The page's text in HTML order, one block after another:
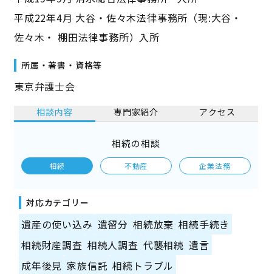
平成22年4月 大谷・佐々木法律事務所（現:大谷・
佐々木・ 棚田法律事務所）入所
所属・著書・資格等
東京弁護士会
相談内容 専門家紹介 アクセス
相続の相談
相続 不動産 企業法務
対応カテゴリー
遺産の使い込み 遺留分 相続放棄 相続手続き
相続財産調査 相続人調査 代襲相続 遺言
成年後見 家族信託 相続トラブル